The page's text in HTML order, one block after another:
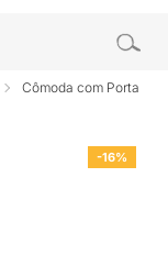
Cômoda com Porta
-16%